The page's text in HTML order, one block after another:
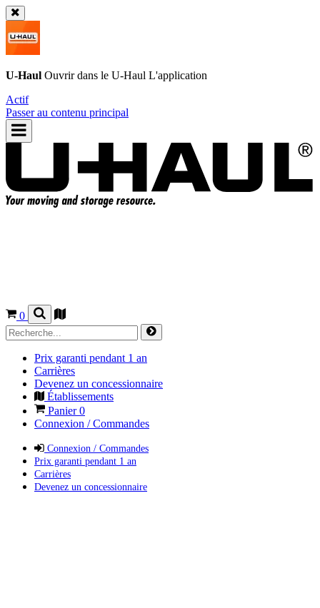
U-Haul Ouvrir dans le U-Haul L'application
Actif
Passer au contenu principal
0
Prix garanti pendant 1 an
Carrières
Devenez un concessionnaire
Établissements
Panier0
Connexion / Commandes
Connexion / Commandes
Prix garanti pendant 1 an
Carrières
Devenez un concessionnaire